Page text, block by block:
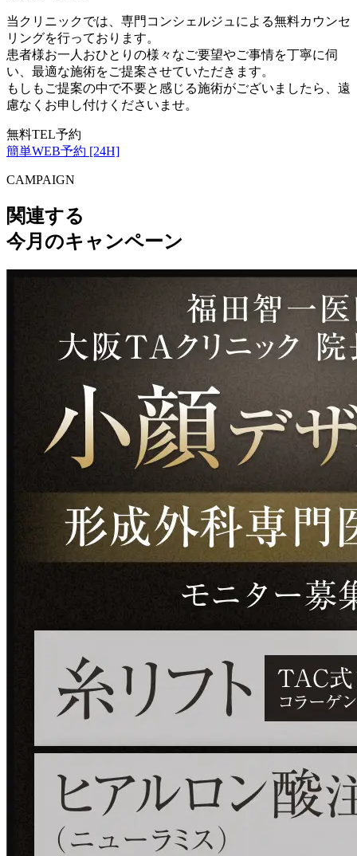
当クリニックでは、専門コンシェルジュによる無料カウンセ
リングを行っております。
患者様お一人おひとりの様々なご要望やご事情を丁寧に伺
い、最適な施術をご提案させていただきます。
もしもご提案の中で不要と感じる施術がございましたら、遠
慮なくお申し付けくださいませ。
無料TEL予約
簡単WEB予約 [24H]
CAMPAIGN
関連する
今月のキャンペーン